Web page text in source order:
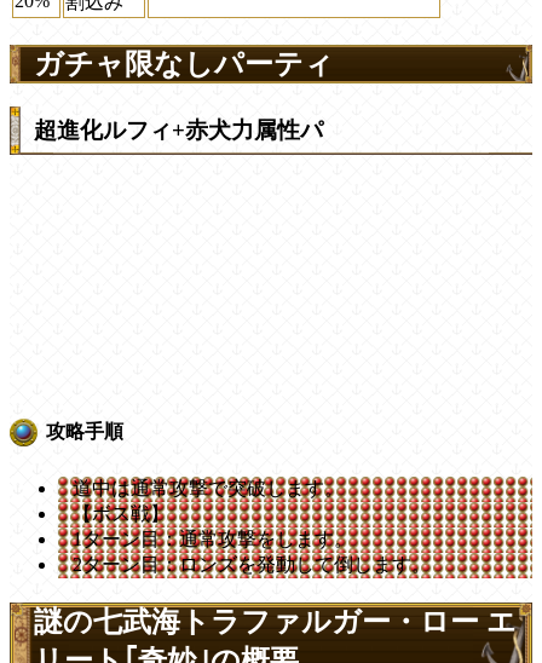
ガチャ限なしパーティ
超進化ルフィ+赤犬力属性パ
攻略手順
道中は通常攻撃で突破します。
【ボス戦】
1ターン目：通常攻撃をします。
2ターン目：ロンズを発動して倒します。
謎の七武海トラファルガー・ロー エ